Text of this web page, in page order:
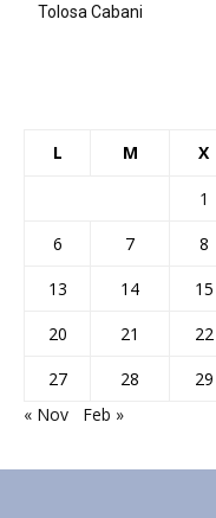
Tolosa Cabani
L M X
1
6
7 8
13
14 15
20
21 22
27
28 29
« Nov
Feb »